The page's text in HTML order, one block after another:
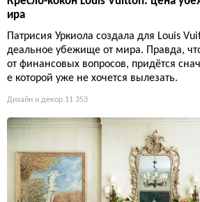
ира
Патрисия Уркиола создала для Louis
деальное убежище от мира. Правда,
от финансовых вопросов, придётся
е которой уже не хочется вылезать.
Дизайн и декор 11 353